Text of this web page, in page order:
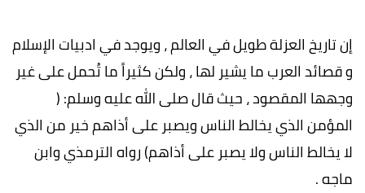
إن تاريخ العزلة طويل في العالم ، ويوجد في ادبيات الإسلام
و قصائد العرب ما يشير لها ، ولكن كثيراً ما تُحمل على غير
وجهها المقصود ، حيث قال صلى الله عليه وسلم: (
المؤمن الذي يخالط الناس ويصبر على أذاهم خير من الذي
لا يخالط الناس ولا يصبر على أذاهم) رواه الترمذي وابن
ماجه .